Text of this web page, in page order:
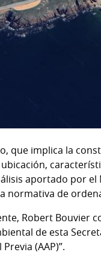
que implica la
aportado por
normativa de
Robert Bouvier
de esta
(AAP)”.